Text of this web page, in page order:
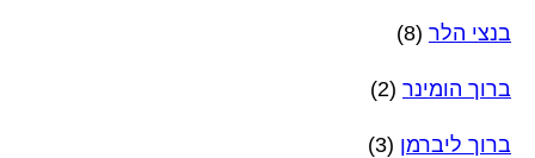
בנצי הלר (8)
ברוך הומינר (2)
ברוך ליברמן (3)